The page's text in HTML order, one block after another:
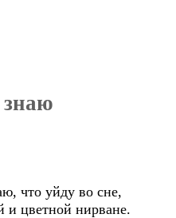
что уйду во сне,
и цветной нирване.